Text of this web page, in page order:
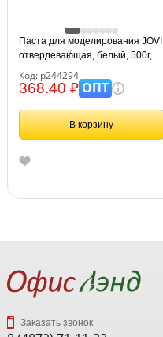
Паста для моделирования JOVI,
отвердевающая, белый, 500г,
Код: р244294
368.40 ₽ОПТ
В корзину
Заказать звонок